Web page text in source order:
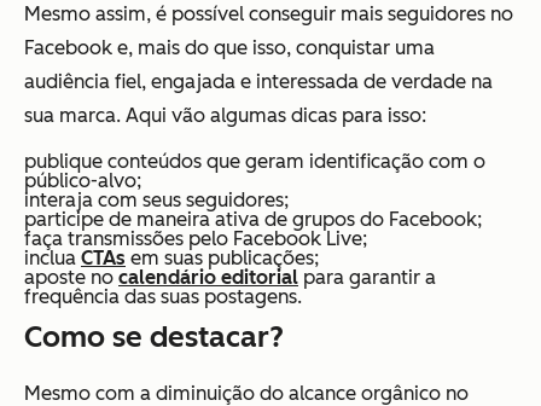
Mesmo assim, é possível conseguir mais seguidores no
Facebook e, mais do que isso, conquistar uma
audiência fiel, engajada e interessada de verdade na
sua marca. Aqui vão algumas dicas para isso:
publique conteúdos que geram identificação com o
público-alvo;
interaja com seus seguidores;
participe de maneira ativa de grupos do Facebook;
faça transmissões pelo Facebook Live;
inclua CTAs em suas publicações;
aposte no calendário editorial para garantir a
frequência das suas postagens.
Como se destacar?
Mesmo com a diminuição do alcance orgânico no